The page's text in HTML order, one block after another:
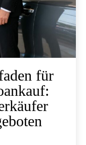
für